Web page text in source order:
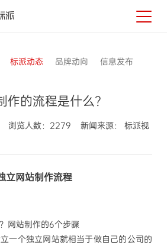
标派动态 品牌动向 信息发布
作的流程是什么？
浏览人数：2279 新闻来源： 标派视
立网站制作流程
网站制作的6个步骤
一个独立网站就相当于做自己的公司的